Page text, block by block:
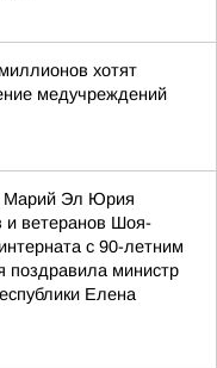
хотят
медучреждений
Марий Эл Юрия
и ветеранов Шоя-
с 90-летним
поздравила министр
Елена